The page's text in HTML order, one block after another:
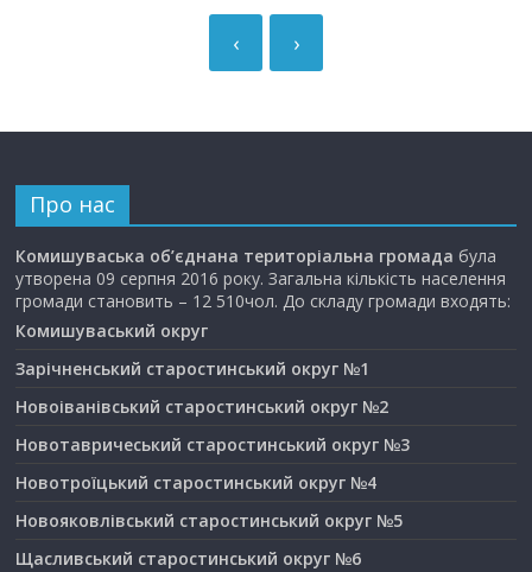
›
‹
Про нас
Комишуваська об’єднана територіальна громада була
утворена 09 серпня 2016 року. Загальна кількість населення
громади становить – 12 510чол. До складу громади входять:
Комишуваський округ
Зарічненський старостинський округ №1
Новоіванівський старостинський округ №2
Новотавричеський старостинський округ №3
Новотроїцький старостинський округ №4
Новояковлівський старостинський округ №5
Щасливський старостинський округ №6